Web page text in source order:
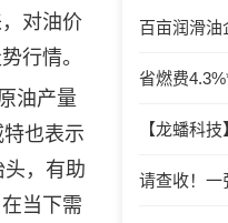
对油价
行情。
油产量
也表示
，有助
当下需